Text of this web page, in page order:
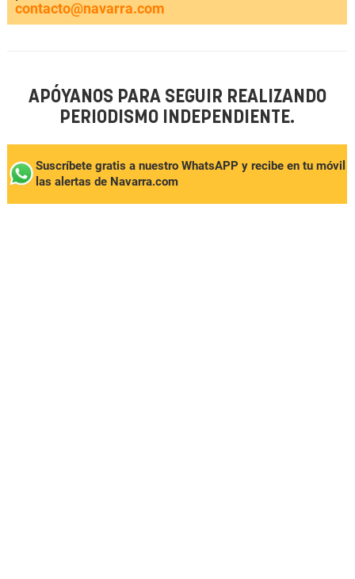
contacto@navarra.com
APÓYANOS PARA SEGUIR REALIZANDO
PERIODISMO INDEPENDIENTE.
Suscríbete gratis a nuestro WhatsAPP y recibe en tu móvil
las alertas de Navarra.com